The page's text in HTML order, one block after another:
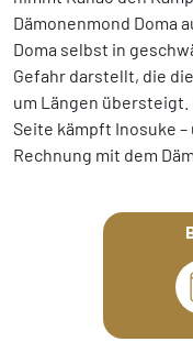
Dämonenmond Doma
Doma selbst in
Gefahr darstellt, die
um Längen übersteigt.
Seite kämpft Inosuke
Rechnung mit dem